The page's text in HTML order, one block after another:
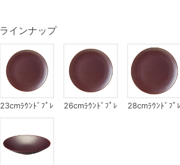
ラインナップ
23cmﾗｳﾝﾄﾞﾌﾟﾚ
26cmﾗｳﾝﾄﾞﾌﾟﾚ
28cmﾗｳﾝﾄﾞﾌﾟﾚ